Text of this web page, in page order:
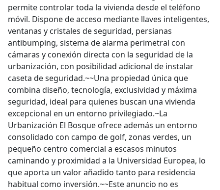
permite controlar toda la vivienda desde el teléfono
móvil. Dispone de acceso mediante llaves inteligentes,
ventanas y cristales de seguridad, persianas
antibumping, sistema de alarma perimetral con
cámaras y conexión directa con la seguridad de la
urbanización, con posibilidad adicional de instalar
caseta de seguridad.~~Una propiedad única que
combina diseño, tecnología, exclusividad y máxima
seguridad, ideal para quienes buscan una vivienda
excepcional en un entorno privilegiado.~La
Urbanización El Bosque ofrece además un entorno
consolidado con campo de golf, zonas verdes, un
pequeño centro comercial a escasos minutos
caminando y proximidad a la Universidad Europea, lo
que aporta un valor añadido tanto para residencia
habitual como inversión.~~Este anuncio no es